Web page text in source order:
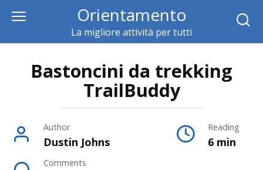
content
Orientamento
La migliore attività per tutti
Bastoncini da trekking
TrailBuddy
Author
Dustin Johns
Reading
6 min
Comments